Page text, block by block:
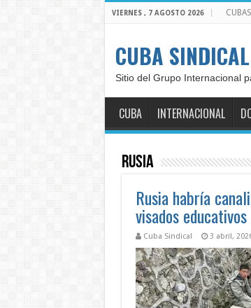
VIERNES , 7 AGOSTO 2026
CUBA SINDICAL
Sitio del Grupo Internacional
CUBA INTERNACIONAL
Rusia
Rusia habría
visados educativos
Cuba Sindical 3 abril,